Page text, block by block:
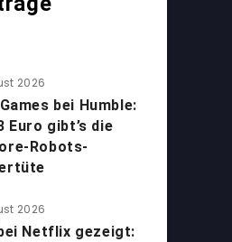
2026
bei Humble:
Euro gibt’s die
Robots-
2026
Netflix gezeigt: